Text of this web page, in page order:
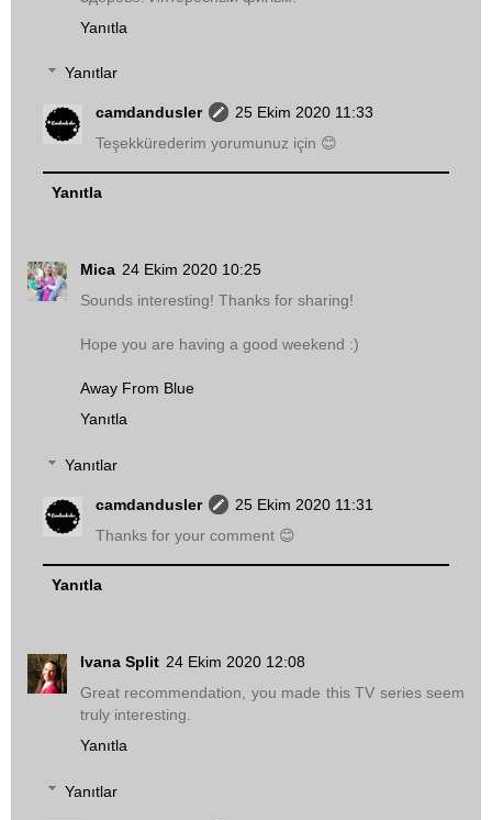
Yanıtla
Yanıtlar
camdandusler
25 Ekim 2020 11:33
Teşekkürederim yorumunuz için 😊
Yanıtla
Mica 24 Ekim 2020 10:25
Sounds interesting! Thanks for sharing!
Hope you are having a good weekend :)
Away From Blue
Yanıtla
Yanıtlar
camdandusler
25 Ekim 2020 11:31
Thanks for your comment 😊
Yanıtla
Ivana Split 24 Ekim 2020 12:08
Great recommendation, you made this TV series seem
truly interesting.
Yanıtla
Yanıtlar